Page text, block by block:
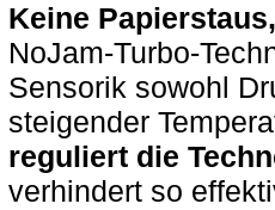
Keine
NoJam-Turbo-
Sensorik sowohl
steigender
reguliert die
verhindert so